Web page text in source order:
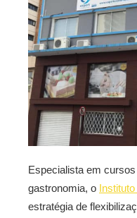
Especialista em
gastronomia, o
estratégia de